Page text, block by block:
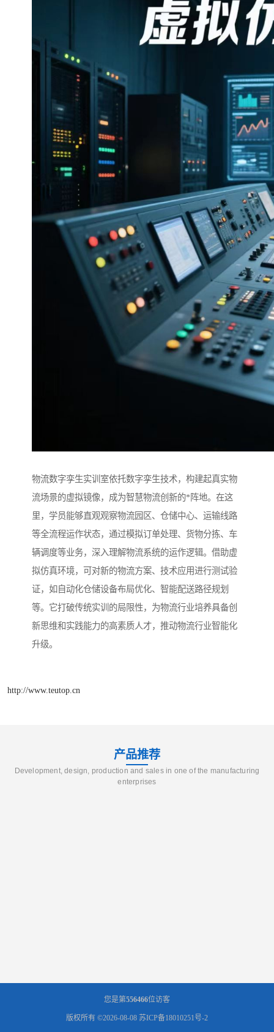
物流数字孪生实训室依托数字孪生技术，构建起真实物
流场景的虚拟镜像，成为智慧物流创新的*阵地。在这
里，学员能够直观观察物流园区、仓储中心、运输线路
等全流程运作状态，通过模拟订单处理、货物分拣、车
辆调度等业务，深入理解物流系统的运作逻辑。借助虚
拟仿真环境，可对新的物流方案、技术应用进行测试验
证，如自动化仓储设备布局优化、智能配送路径规划
等。它打破传统实训的局限性，为物流行业培养具备创
新思维和实践能力的高素质人才，推动物流行业智能化
升级。
http://www.teutop.cn
产品推荐
Development, design, production and sales in one of the manufacturing
enterprises
您是第556466位访客
版权所有 ©2026-08-08 苏ICP备18010251号-2